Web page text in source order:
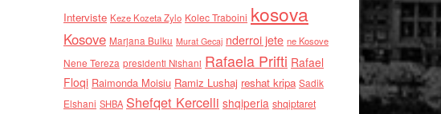
Interviste Keze Kozeta Zylo Kolec Traboini kosova
Kosove Marjana Bulku Murat Gecaj nderroi jete ne Kosove
Nene Tereza presidenti Nishani Rafaela Prifti Rafael
Floqi Raimonda Moisiu Ramiz Lushaj reshat kripa Sadik
Elshani SHBA Shefqet Kercelli shqiperia shqiptaret